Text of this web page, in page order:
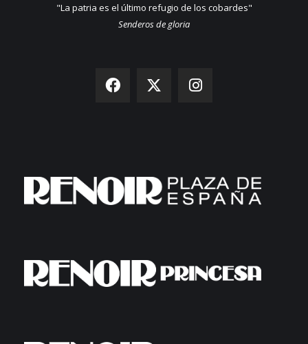
"La patria es el último refugio de los cobardes"
Senderos de gloria